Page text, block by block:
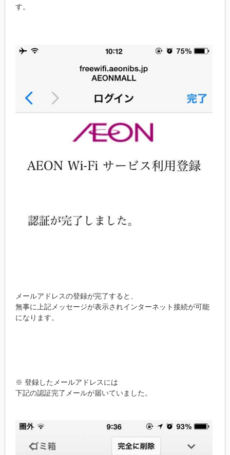
す。
メールアドレスの登録が完了すると、
無事に上記メッセージが表示されインターネット接続が可能
になります。
※ 登録したメールアドレスには
下記の認証完了メールが届いていました。